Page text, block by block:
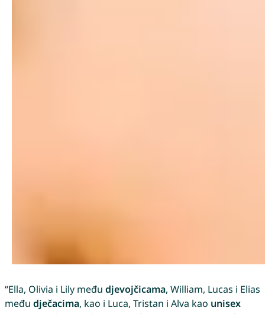
“Ella, Olivia i Lily među djevojčicama, William, Lucas i Elias
među dječacima, kao i Luca, Tristan i Alva kao unisex